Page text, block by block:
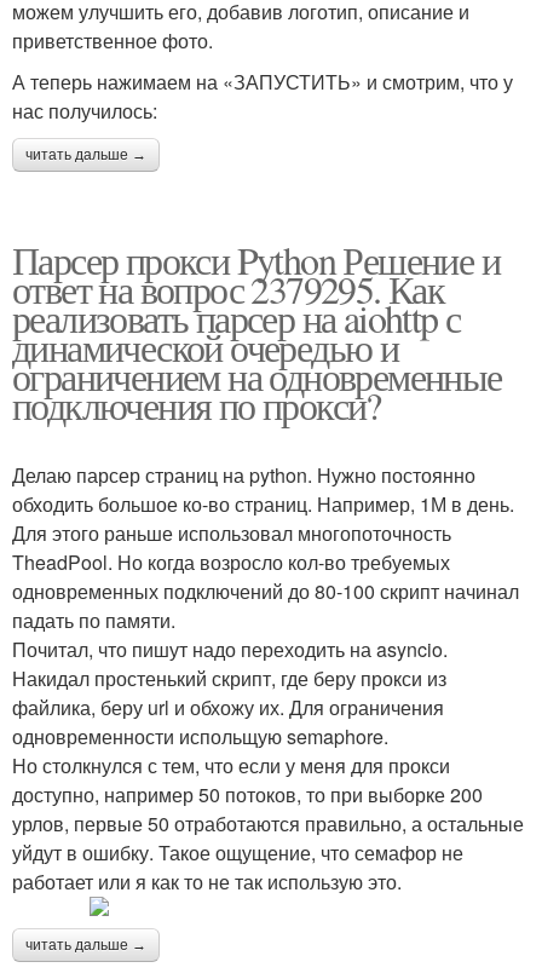
можем улучшить его, добавив логотип, описание и
приветственное фото.
А теперь нажимаем на «ЗАПУСТИТЬ» и смотрим, что у
нас получилось:
читать дальше →
Парсер прокси Python Решение и
ответ на вопрос 2379295. Как
реализовать парсер на aiohttp с
динамической очередью и
ограничением на одновременные
подключения по прокси?
Делаю парсер страниц на python. Нужно постоянно
обходить большое ко-во страниц. Например, 1М в день.
Для этого раньше использовал многопоточность
TheadPool. Но когда возросло кол-во требуемых
одновременных подключений до 80-100 скрипт начинал
падать по памяти.
Почитал, что пишут надо переходить на asyncio.
Накидал простенький скрипт, где беру прокси из
файлика, беру url и обхожу их. Для ограничения
одновременности испольщую semaphore.
Но столкнулся с тем, что если у меня для прокси
доступно, например 50 потоков, то при выборке 200
урлов, первые 50 отработаются правильно, а остальные
уйдут в ошибку. Такое ощущение, что семафор не
работает или я как то не так использую это.
читать дальше →